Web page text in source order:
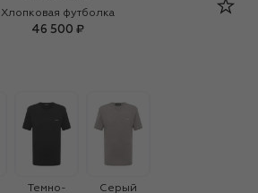
Zegna
Хлопковая футболка
46 500 ₽
Темно-
Серый